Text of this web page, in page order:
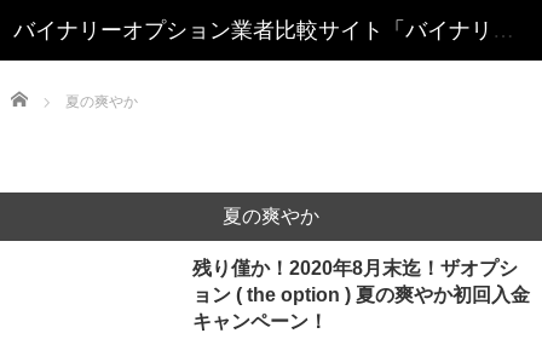
Home 夏の爽やか
夏の爽やか
残り僅か！2020年8月末迄！ザオプシ
ョン ( the option ) 夏の爽やか初回入金
キャンペーン！